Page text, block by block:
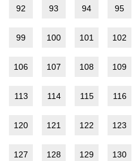
92 93 94 95
99 100 101 102
106 107 108 109
113 114 115 116
120 121 122 123
127 128 129 130